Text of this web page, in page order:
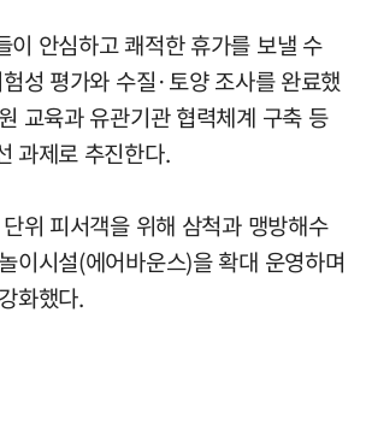
이 안심하고 쾌적한 휴가를 보낼 수
성 평가와 수질·토양 조사를 완료했
교육과 유관기관 협력체계 구축 등
과제로 추진한다.
위 피서객을 위해 삼척과 맹방해수
이시설(에어바운스)을 확대 운영하며
화했다.